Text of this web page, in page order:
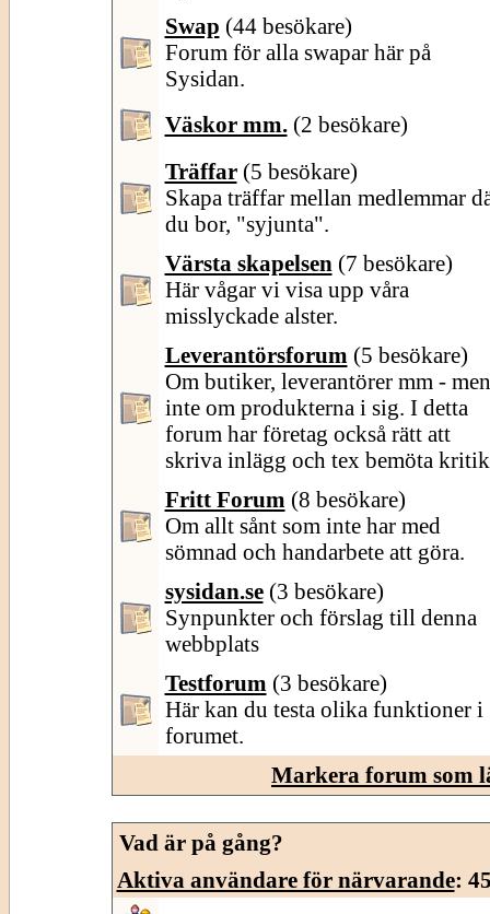
Swap (44 besökare)
Forum för alla swapar här på
Sysidan.
Väskor mm. (2 besökare)
Träffar (5 besökare)
Skapa träffar mellan medlemmar
du bor, "syjunta".
Värsta skapelsen (7 besökare)
Här vågar vi visa upp våra
misslyckade alster.
Leverantörsforum (5 besökare)
Om butiker, leverantörer mm - men
inte om produkterna i sig. I detta
forum har företag också rätt att
skriva inlägg och tex bemöta
Fritt Forum (8 besökare)
Om allt sånt som inte har med
sömnad och handarbete att göra.
sysidan.se (3 besökare)
Synpunkter och förslag till denna
webbplats
Testforum (3 besökare)
Här kan du testa olika funktioner i
forumet.
Markera forum som
Vad är på gång?
Aktiva användare för närvarande: